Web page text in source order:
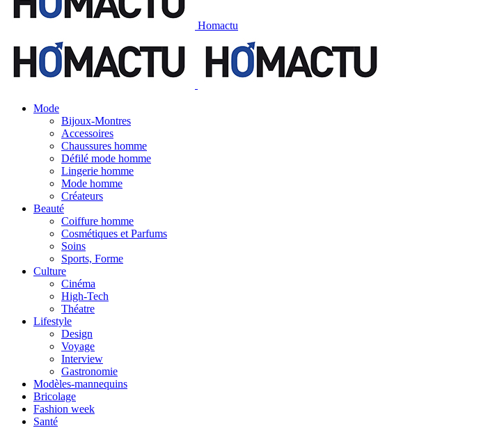
Homactu
Mode
Bijoux-Montres
Accessoires
Chaussures homme
Défilé mode homme
Lingerie homme
Mode homme
Créateurs
Beauté
Coiffure homme
Cosmétiques et Parfums
Soins
Sports, Forme
Culture
Cinéma
High-Tech
Théatre
Lifestyle
Design
Voyage
Interview
Gastronomie
Modèles-mannequins
Bricolage
Fashion week
Santé